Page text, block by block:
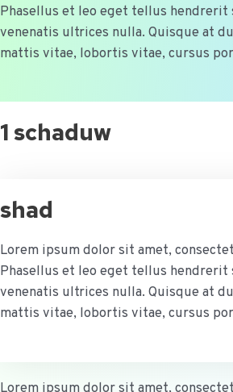
Phasellus et leo eget tellus hendrerit
venenatis ultrices nulla. Quisque at
mattis vitae, lobortis vitae, cursus
1 schaduw
shad
Lorem ipsum dolor sit amet,
Phasellus et leo eget tellus hendrerit
venenatis ultrices nulla. Quisque at
mattis vitae, lobortis vitae, cursus
Lorem ipsum dolor sit amet,